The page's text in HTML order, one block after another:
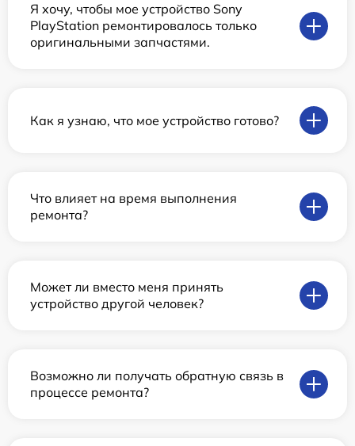
Я хочу, чтобы мое устройство Sony
PlayStation ремонтировалось только
оригинальными запчастями.
Как я узнаю, что мое устройство готово?
Что влияет на время выполнения
ремонта?
Может ли вместо меня принять
устройство другой человек?
Возможно ли получать обратную связь в
процессе ремонта?